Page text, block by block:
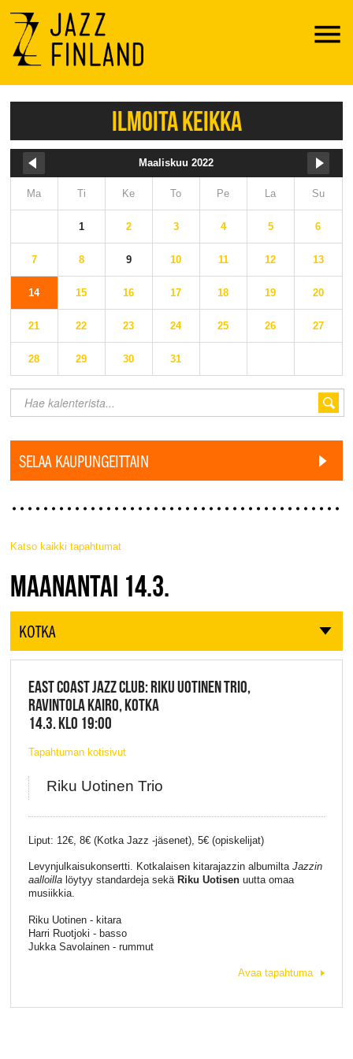
Menu
ILMOITA KEIKKA
Maaliskuu 2022
Ma Ti Ke To Pe La Su
1 2 3 4 5 6
7 8 9 10 11 12 13
14 15 16 17 18 19 20
21 22 23 24 25 26 27
28 29 30 31
SELAA KAUPUNGEITTAIN
Katso kaikki tapahtumat
JAZZ FINLAND LIVE
MAANANTAI 14.3.
KOTKA
EAST COAST JAZZ CLUB: RIKU UOTINEN TRIO,
RAVINTOLA KAIRO, KOTKA
14.3. KLO 19:00
Tapahtuman kotisivut
Riku Uotinen Trio
Liput: 12€, 8€ (Kotka Jazz -jäsenet), 5€ (opiskelijat)
Levynjulkaisukonsertti. Kotkalaisen kitarajazzin albumilta Jazzin
aalloillalöytyy standardeja sekä Riku Uotisenuutta omaa
musiikkia.
Riku Uotinen - kitara
Harri Ruotjoki - basso
Jukka Savolainen - rummut
Avaa tapahtuma